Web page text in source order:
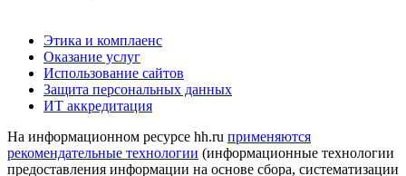
Этика и комплаенс
Оказание услуг
Использование сайтов
Защита персональных данных
ИТ аккредитация
На информационном ресурсе hh.ru применяются
рекомендательные технологии (информационные технологии
предоставления информации на основе сбора, систематизации